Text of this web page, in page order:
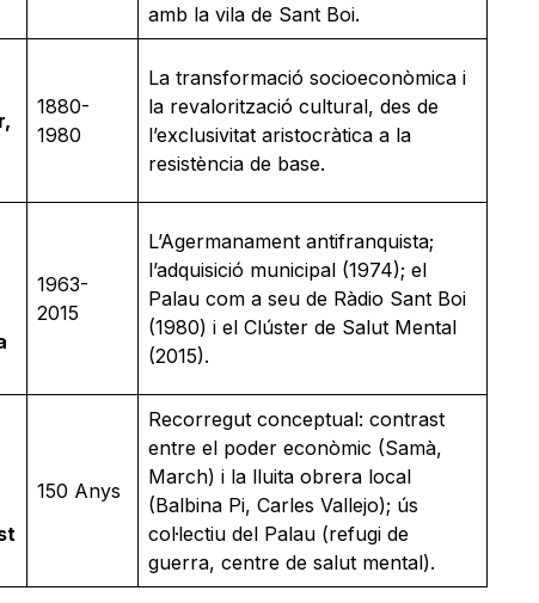
amb la vila de Sant Boi.
1880-
1980
La transformació socioeconòmica i
la revalorització cultural, des de
l’exclusivitat aristocràtica a la
resistència de base.
1963-
2015
L’Agermanament antifranquista;
l’adquisició municipal (1974); el
Palau com a seu de Ràdio Sant Boi
(1980) i el Clúster de Salut Mental
(2015).
150 Anys
Recorregut conceptual: contrast
entre el poder econòmic (Samà,
March) i la lluita obrera local
(Balbina Pi, Carles Vallejo); ús
col·lectiu del Palau (refugi de
guerra, centre de salut mental).